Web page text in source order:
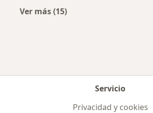
Ver más (15)
Servicio
Privacidad y cookies